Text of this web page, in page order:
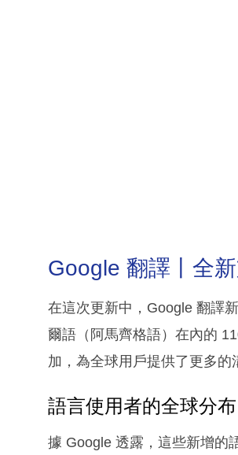
Google 翻譯丨全
在這次更新中，Google 翻譯
爾語（阿馬齊格語）在內的
加，為全球用戶提供了更多的
語言使用者的全球分布
據 Google 透露，這些新增的